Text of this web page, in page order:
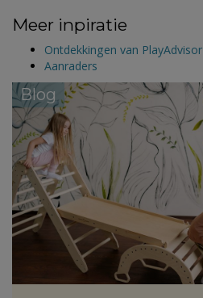
Meer inpiratie
Ontdekkingen van PlayAdvisor
Aanraders
Blog